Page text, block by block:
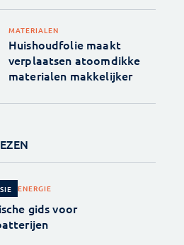
MATERIALEN
Huishoudfolie maakt
verplaatsen atoomdikke
materialen makkelijker
ENERGIE
gids voor